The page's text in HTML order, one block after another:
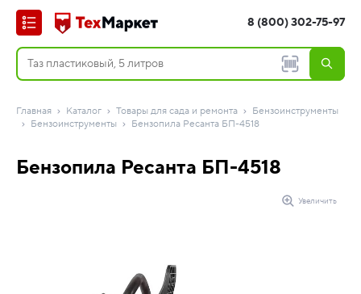
8 (800) 302-75-97
Главная Каталог Товары для сада и ремонта
Бензоинструменты
Бензоинструменты
Бензопила Ресанта БП-4518
Бензопила Ресанта БП-4518
Увеличить